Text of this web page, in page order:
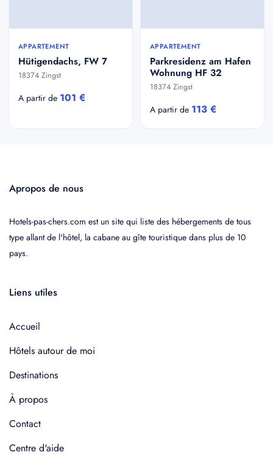
APPARTEMENT
Hütigendachs, FW 7
18374 Zingst
A partir de 101 €
APPARTEMENT
Parkresidenz am Hafen
Wohnung HF 32
18374 Zingst
A partir de 113 €
Apropos de nous
Hotels-pas-chers.com est un site qui liste des hébergements de tous
type allant de l'hôtel, la cabane au gîte touristique dans plus de 10
pays.
Liens utiles
Accueil
Hôtels autour de moi
Destinations
À propos
Contact
Centre d'aide